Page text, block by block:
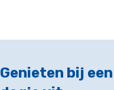
Genieten bij